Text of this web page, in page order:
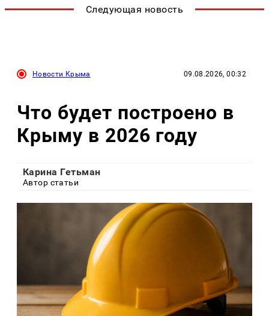
Следующая новость
Новости Крыма 09.08.2026, 00:32
Что будет построено в
Крыму в 2026 году
Карина Гетьман
Автор статьи